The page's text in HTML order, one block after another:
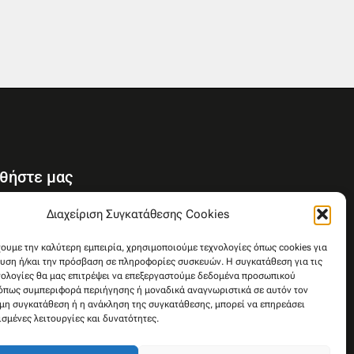
Διαχείριση Συγκατάθεσης Cookies
την καλύτερη εμπειρία, χρησιμοποιούμε τεχνολογίες όπως cookies για
ή/και την πρόσβαση σε πληροφορίες συσκευών. Η συγκατάθεση για τις
θα μας επιτρέψει να επεξεργαστούμε δεδομένα προσωπικού
συμπεριφορά περιήγησης ή μοναδικά αναγνωριστικά σε αυτόν τον
συγκατάθεση ή η ανάκληση της συγκατάθεσης, μπορεί να επηρεάσει
λειτουργίες και δυνατότητες.
μας
u
t
u
b
e